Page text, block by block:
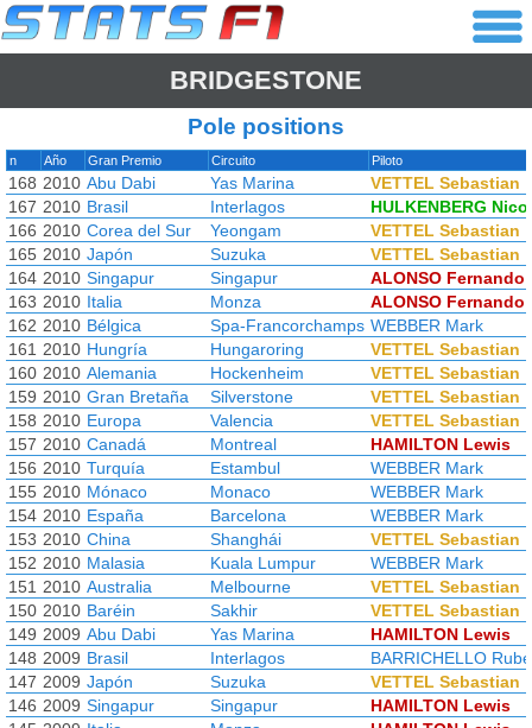
BRIDGESTONE
Pole positions
n Año Gran Premio Circuito Piloto
168 2010 Abu Dabi Yas Marina
VETTEL Sebastian
167 2010 Brasil Interlagos
HULKENBERG Nico
166 2010 Corea del Sur Yeongam
VETTEL Sebastian
165 2010 Japón Suzuka
VETTEL Sebastian
164 2010 Singapur Singapur
ALONSO Fernando
163 2010 Italia Monza
ALONSO Fernando
162 2010 Bélgica Spa-Francorchamps WEBBER Mark
161 2010 Hungría Hungaroring
VETTEL Sebastian
160 2010 Alemania Hockenheim
VETTEL Sebastian
159 2010 Gran Bretaña Silverstone
VETTEL Sebastian
158 2010 Europa Valencia
VETTEL Sebastian
157 2010 Canadá Montreal
HAMILTON Lewis
156 2010 Turquía Estambul
WEBBER Mark
155 2010 Mónaco Monaco
WEBBER Mark
154 2010 España Barcelona
WEBBER Mark
153 2010 China Shanghái
VETTEL Sebastian
152 2010 Malasia Kuala Lumpur
WEBBER Mark
151 2010 Australia Melbourne
VETTEL Sebastian
150 2010 Baréin Sakhir
VETTEL Sebastian
149 2009 Abu Dabi Yas Marina
HAMILTON Lewis
148 2009 Brasil Interlagos
BARRICHELLO
147 2009 Japón Suzuka
VETTEL Sebastian
146 2009 Singapur Singapur
HAMILTON Lewis